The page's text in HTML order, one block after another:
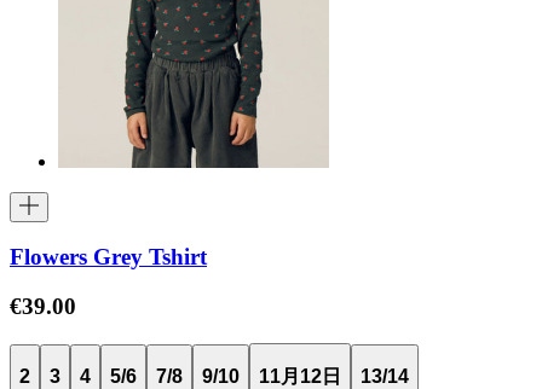
Flowers Grey Tshirt
€39.00
2 3 4 5/6 7/8 9/10 11月12日 13/14